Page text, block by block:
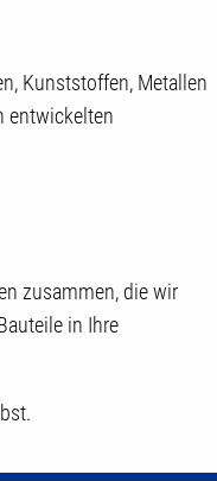
Kunststoffen, Metallen
entwickelten
zusammen, die wir
in Ihre